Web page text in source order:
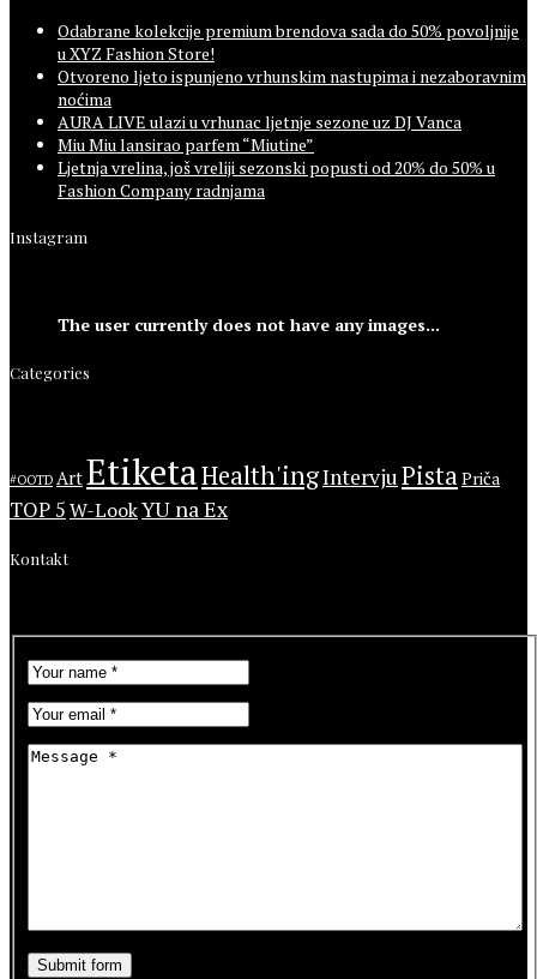
Odabrane kolekcije premium brendova sada do 50% povoljnije
u XYZ Fashion Store!
Otvoreno ljeto ispunjeno vrhunskim nastupima i nezaboravnim
noćima
AURA LIVE ulazi u vrhunac ljetnje sezone uz DJ Vanca
Miu Miu lansirao parfem “Miutine”
Ljetnja vrelina, još vreliji sezonski popusti od 20% do 50% u
Fashion Company radnjama
Instagram
The user currently does not have any images...
Categories
#OOTD ArtEtiketaHealth'ingIntervju PistaPriča
TOP 5W-LookYU na Ex
Kontakt